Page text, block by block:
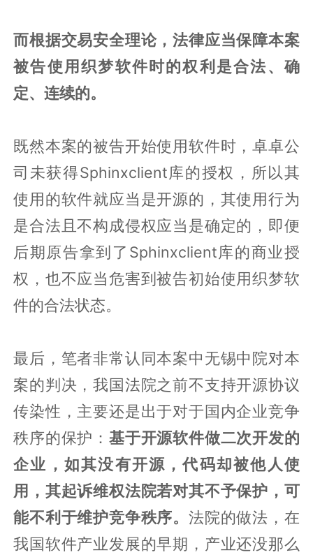
而根据交易安全理论，法律应当保障本案
被告使用织梦软件时的权利是合法、确
定、连续的。
既然本案的被告开始使用软件时，卓卓公
司未获得Sphinxclient库的授权，所以其
使用的软件就应当是开源的，其使用行为
是合法且不构成侵权应当是确定的，即便
后期原告拿到了Sphinxclient库的商业授
权，也不应当危害到被告初始使用织梦软
件的合法状态。
最后，笔者非常认同本案中无锡中院对本
案的判决，我国法院之前不支持开源协议
传染性，主要还是出于对于国内企业竞争
秩序的保护： 基于开源软件做二次开发的
企业，如其没有开源，代码却被他人使
用，其起诉维权法院若对其不予保护，可
能不利于维护竞争秩序。法院的做法，在
我国软件产业发展的早期，产业还没那么